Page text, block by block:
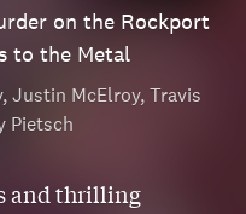
on the Rockport
to the Metal
Justin McElroy, Travis
Pietsch
and thrilling